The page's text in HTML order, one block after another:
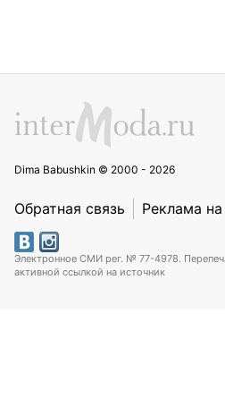
Dima Babushkin © 2000 - 2026
Обратная связь Реклама
Электронное СМИ рег. № 77-4978.
активной ссылкой на источник